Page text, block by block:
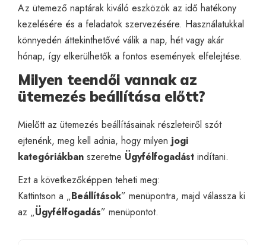
Az ütemező naptárak kiváló eszközök az idő hatékony
kezelésére és a feladatok szervezésére. Használatukkal
könnyedén áttekinthetővé válik a nap, hét vagy akár
hónap, így elkerülhetők a fontos események elfelejtése.
Milyen teendői vannak az
ütemezés beállítása előtt?
Mielőtt az ütemezés beállításainak részleteiről szót
ejtenénk, meg kell adnia, hogy milyen jogi
kategóriákban szeretne Ügyfélfogadást indítani.
Ezt a következőképpen teheti meg:
Kattintson a „Beállítások” menüpontra, majd válassza ki
az „Ügyfélfogadás” menüpontot.